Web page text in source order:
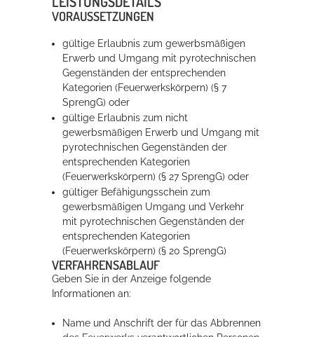
VORAUSSETZUNGEN
gültige Erlaubnis zum gewerbsmäßigen
Erwerb und Umgang mit pyrotechnischen
Gegenständen der entsprechenden
Kategorien (Feuerwerkskörpern) (§ 7
SprengG) oder
gültige Erlaubnis zum nicht
gewerbsmäßigen Erwerb und Umgang mit
pyrotechnischen Gegenständen der
entsprechenden Kategorien
(Feuerwerkskörpern) (§ 27 SprengG) oder
gültiger Befähigungsschein zum
gewerbsmäßigen Umgang und Verkehr
mit pyrotechnischen Gegenständen der
entsprechenden Kategorien
(Feuerwerkskörpern) (§ 20 SprengG)
VERFAHRENSABLAUF
Geben Sie in der Anzeige folgende
Informationen an:
Name und Anschrift der für das Abbrennen